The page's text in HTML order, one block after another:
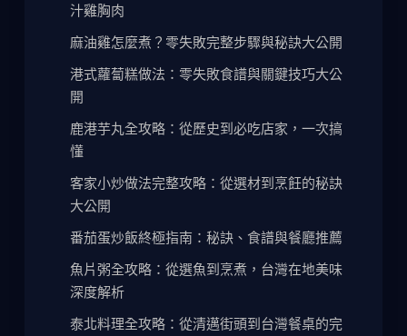
汁雞胸肉
麻油雞怎麼煮？零失敗完整步驟與秘訣大公開
港式蘿蔔糕做法：零失敗食譜與關鍵技巧大公
開
鹿港芋丸全攻略：從歷史到必吃店家，一次搞
懂
客家小炒做法完整攻略：從選材到烹飪的秘訣
大公開
番茄蛋炒飯終極指南：秘訣、食譜與餐廳推薦
魚片粥全攻略：從選魚到烹煮，台灣在地美味
深度解析
泰北料理全攻略：從清邁街頭到台灣餐桌的完